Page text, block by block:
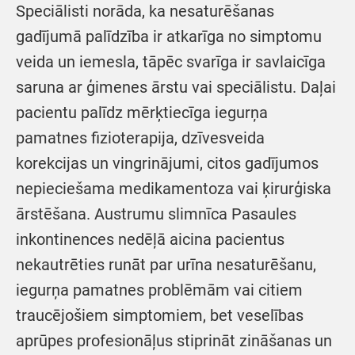
Speciālisti norāda, ka nesaturēšanas
gadījumā palīdzība ir atkarīga no simptomu
veida un iemesla, tāpēc svarīga ir savlaicīga
saruna ar ģimenes ārstu vai speciālistu. Daļai
pacientu palīdz mērķtiecīga iegurņa
pamatnes fizioterapija, dzīvesveida
korekcijas un vingrinājumi, citos gadījumos
nepieciešama medikamentoza vai ķirurģiska
ārstēšana. Austrumu slimnīca Pasaules
inkontinences nedēļā aicina pacientus
nekautrēties runāt par urīna nesaturēšanu,
iegurņa pamatnes problēmām vai citiem
traucējošiem simptomiem, bet veselības
aprūpes profesionāļus stiprināt zināšanas un